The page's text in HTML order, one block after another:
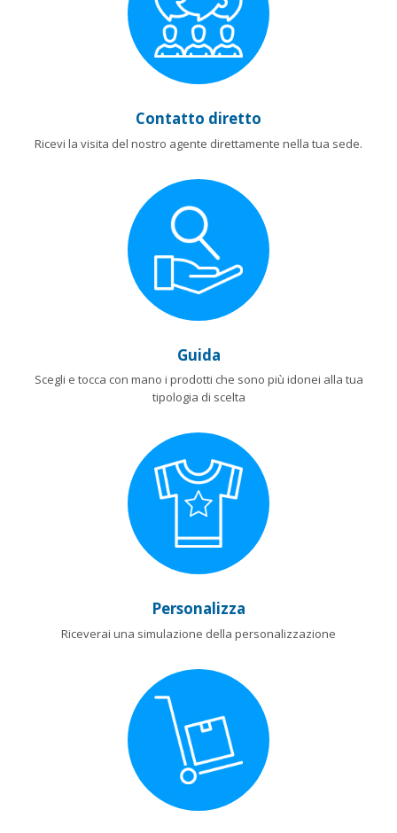
Contatto diretto
Ricevi la visita del nostro agente direttamente nella tua sede.
Guida
Scegli e tocca con mano i prodotti che sono più idonei alla tua
tipologia di scelta
Personalizza
Riceverai una simulazione della personalizzazione